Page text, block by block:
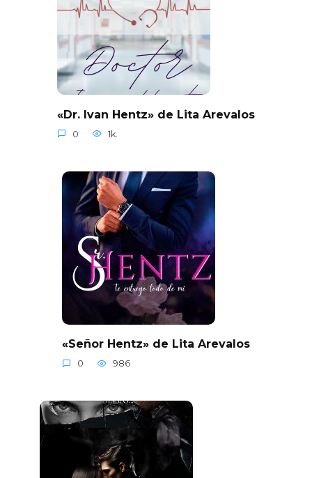
«Dr. Ivan Hentz» de Lita Arevalos
0 1k.
«Señor Hentz» de Lita Arevalos
0 986